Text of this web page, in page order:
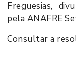
Freguesias,
pela ANAFRE
Consultar a